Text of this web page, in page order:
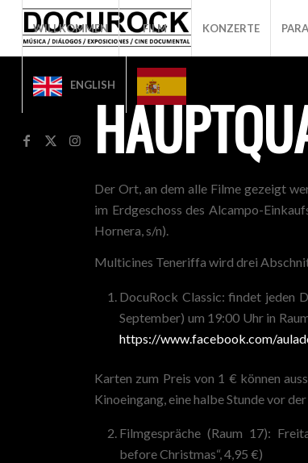
WILLKOMMEN FILM KONZERTE
ENGLISH
Der Ort, an dem alle Filme gezeigt
im Erdgeschoss des Alcampo-
Hornera, s/n).
Multicines Teneriffa wird drei
DocuRock Classic: findet jeden
September) um 19:00 Uhr in
https://www.facebook.com/
Karten zum Preis von 1 € können
Kinoeingang, eine halbe Stunde vor
Filmgespräche (Raum 17):
before Christmas“, 4,95 €)